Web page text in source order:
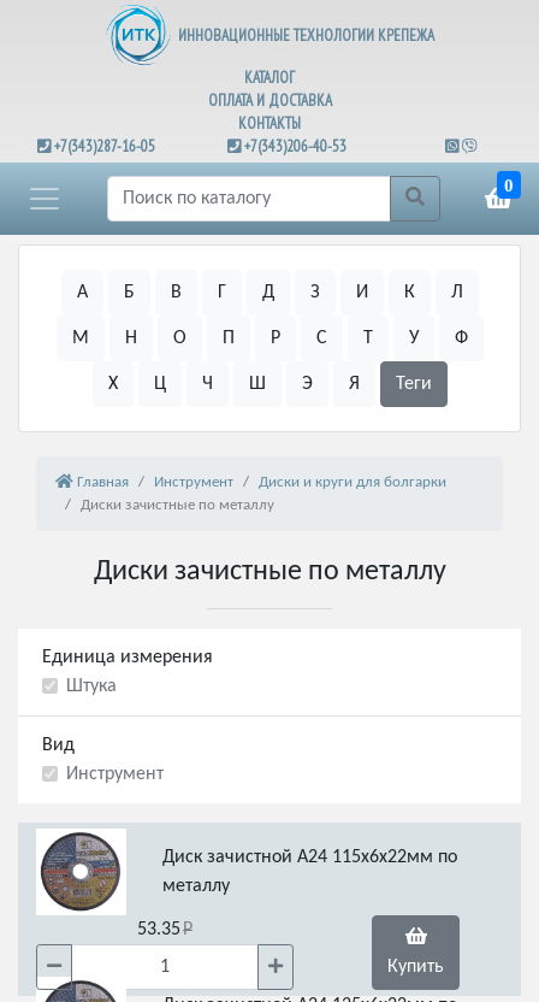
ИННОВАЦИОННЫЕ ТЕХНОЛОГИИ КРЕПЕЖА
КАТАЛОГ
ОПЛАТА И ДОСТАВКА
КОНТАКТЫ
+7(343)287-16-05
+7(343)206-40-53
0
А Б В Г Д З И К Л
М Н О П Р С Т У Ф
Х Ц Ч Ш Э Я Теги
Главная Инструмент
Диски и круги для болгарки
Диски зачистные по металлу
Диски зачистные по металлу
Единица измерения
Штука
Вид
Инструмент
Диск зачистной А24 115х6х22мм по
металлу
53.35
Купить